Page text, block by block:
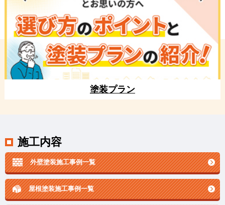
塗装プラン
施工内容
外壁塗装施工事例一覧
屋根塗装施工事例一覧